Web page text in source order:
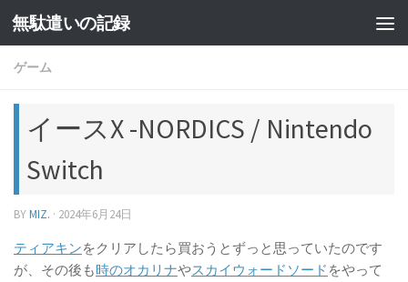
コンテンツへスキップ
無駄遣いの記録
ゲーム
イースX -NORDICS / Nintendo
Switch
BYMIZ. · 2024年6月24日
ティアキンをクリアしたら買おうとずっと思っていたのです
が、その後も時のオカリナやスカイウォードソード をやって